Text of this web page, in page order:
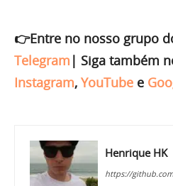
👉Entre no nosso grupo
Telegram | Siga também
Instagram, YouTube e
Henrique HK
https://